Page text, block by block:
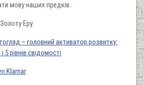
мову наших предків.
Еру.
– головний активатор розвитку:
5 рівнів свідомості
Klarnar